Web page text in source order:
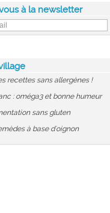
à la newsletter
recettes sans allergènes !
: oméga3 et bonne humeur
sans gluten
à base d'oignon